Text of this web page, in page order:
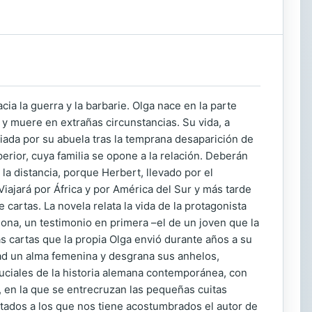
la guerra y la barbarie. Olga nace en la parte
muere en extrañas circunstancias. Su vida, a
por su abuela tras la temprana desaparición de
cuya familia se opone a la relación. Deberán
distancia, porque Herbert, llevado por el
por África y por América del Sur y más tarde
La novela relata la vida de la protagonista
un testimonio en primera –el de un joven que la
cartas que la propia Olga envió durante años a su
un alma femenina y desgrana sus anhelos,
de la historia alemana contemporánea, con
la que se entrecruzan las pequeñas cuitas
a los que nos tiene acostumbrados el autor de